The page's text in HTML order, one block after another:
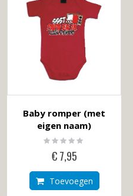
Baby romper (met
eigen naam)
Rating:
0%
€ 7,95
Toevoegen